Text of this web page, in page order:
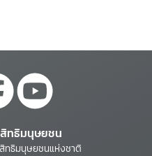
ทธิมนุษยชน
ทธิมนุษยชนแห่งชาติ